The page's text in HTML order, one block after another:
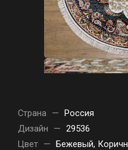
Страна — Россия
Дизайн
— 29536
Цвет — Бежевый,